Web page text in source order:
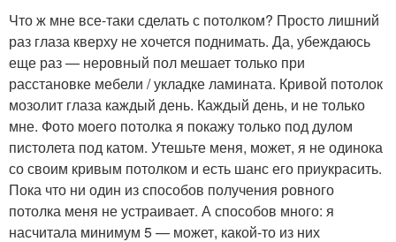
Что ж мне все-таки сделать с потолком? Просто лишний
раз глаза кверху не хочется поднимать. Да, убеждаюсь
еще раз — неровный пол мешает только при
расстановке мебели / укладке ламината. Кривой потолок
мозолит глаза каждый день. Каждый день, и не только
мне. Фото моего потолка я покажу только под дулом
пистолета под катом. Утешьте меня, может, я не одинока
со своим кривым потолком и есть шанс его приукрасить.
Пока что ни один из способов получения ровного
потолка меня не устраивает. А способов много: я
насчитала минимум 5 — может, какой-то из них